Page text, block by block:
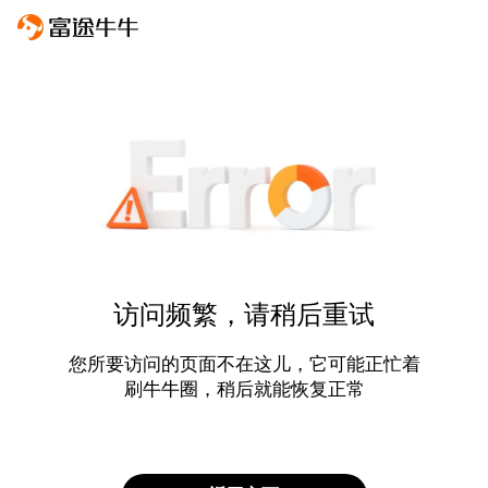
访问频繁，请稍后重试
您所要访问的页面不在这儿，它可能正忙着
刷牛牛圈，稍后就能恢复正常